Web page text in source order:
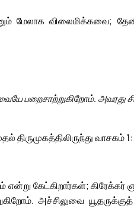
விலைமிக்கவை;
பறைசாற்றுகிறோம்.
திருமுகத்திலிருந்து வாசகம்
கேட்கிறார்கள்; கிரேக்கர்
அச்சிலுவை